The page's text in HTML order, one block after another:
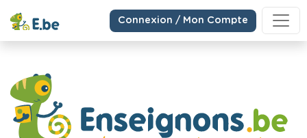
Connexion / Mon Compte